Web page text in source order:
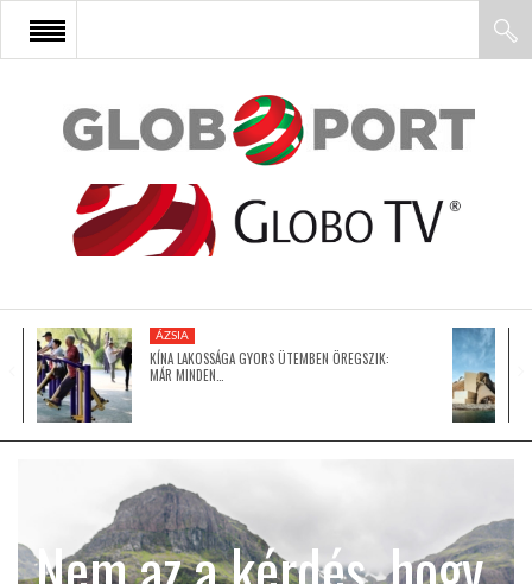
FŐOLDAL
AFRIKA
ÁZSIA
LATIN-AMERIKA
ÁZSIA
KÍNA LAKOSSÁGA GYORS ÜTEMBEN ÖREGSZIK:
MÁR MINDEN…